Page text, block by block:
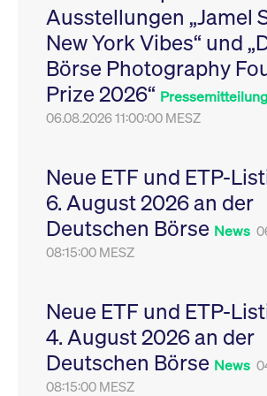
Ausstellungen „Jamel
New York Vibes“ und
Börse Photography
Prize 2026“
06.08.2026 11:00:00 MESZ
Neue ETF und ETP-
6. August 2026 an der
Deutschen Börse News
08:15:00 MESZ
Neue ETF und ETP-
4. August 2026 an der
Deutschen Börse News
08:15:00 MESZ
VISITOR_PRIVACY_METADATA
YouTube
.youtube.com